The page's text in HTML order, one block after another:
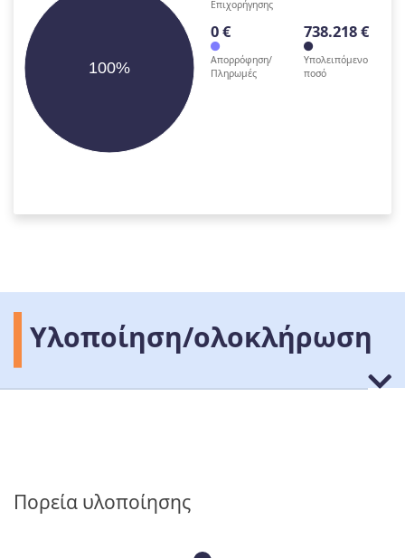
100%
Επιχορήγησης
0 €
Απορρόφηση/
Πληρωμές
738.218 €
Υπολειπόμενο
ποσό
Υλοποίηση/ολοκλήρωση
Πορεία υλοποίησης